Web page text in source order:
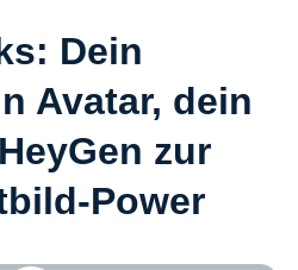
Dein
Avatar, dein
zur
Power